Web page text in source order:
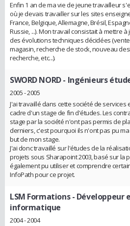
Enfin 1 an de ma vie de jeune travailleur
où je devais travailler sur les sites
France, Belgique, Allemagne, Brésil,
Russie, ...). Mon travail consistait à mettre
des évolutions techniques décidées
magasin, recherche de stock, nouveau
recherche, etc...).
SWORD NORD- Ingénieurs
2005 - 2005
J'ai travaillé dans cette société de
cadre d'un stage de fin d'études. Les
stage par la société n'ont pas permis de
derniers, c'est pourquoi ils n'ont pas pu
but de mon stage.
J'ai donc travaillé sur l'études de la
projets sous Sharapoint 2003, basé sur la
également pu utiliser et comprendre
InfoPath pour ce projet.
LSM Formations- Développeur
informatique
2004 - 2004